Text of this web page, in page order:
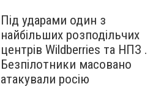
Під ударами один з
найбільших розподільчих
центрів Wildberries та НПЗ .
Безпілотники масовано
атакували росію